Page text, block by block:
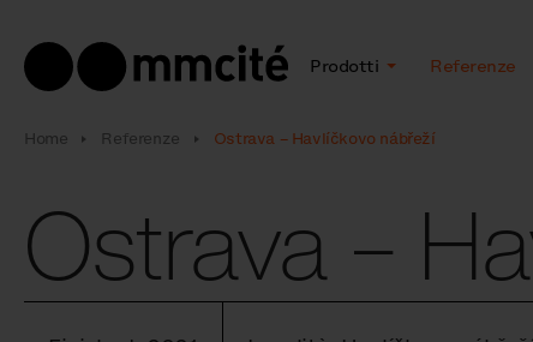
Prodotti Referenze
Home Referenze Ostrava – Havlíčkovo nábřeží
Ostrava –